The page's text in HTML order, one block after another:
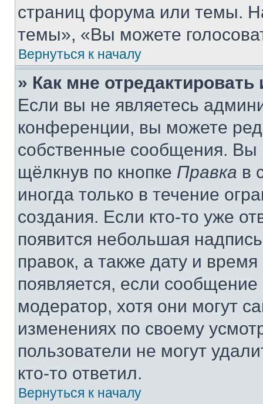
страниц форума или темы.
темы», «Вы можете
Вернуться к началу
» Как мне
Если вы не являетесь
конференции, вы можете
собственные сообщения. Вы
щёлкнув по кнопке Правка в
иногда только в течение
создания. Если кто-то уже
появится небольшая
правок, а также дату и
появляется, если
модератор, хотя они могут
изменениях по своему
пользователи не могут
кто-то ответил.
Вернуться к началу